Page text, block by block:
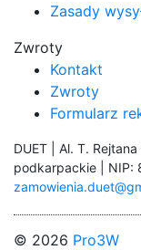
Zasady
Zwroty
Kontakt
Zwroty
Formularz
DUET | Al. T.
podkarpackie | NIP:
© 2026 Pro3W